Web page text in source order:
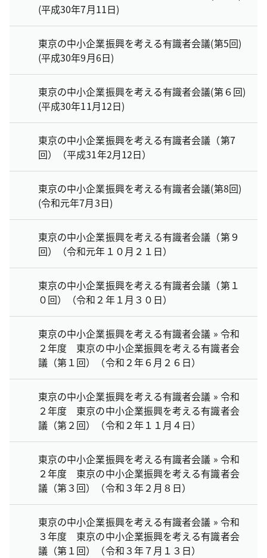
(平成30年7月11日)
東京の中小企業振興を考える有識者会議(第5回)
(平成30年9月6日)
東京の中小企業振興を考える有識者会議(第６回)
(平成30年11月12日)
東京の中小企業振興を考える有識者会議（第7
回）（平成31年2月12日）
東京の中小企業振興を考える有識者会議(第8回)
(令和元年7月3日)
東京の中小企業振興を考える有識者会議（第９
回）（令和元年１０月２１日）
東京の中小企業振興を考える有識者会議（第１
０回）（令和２年１月３０日）
東京の中小企業振興を考える有識者会議 » 令和
２年度 東京の中小企業振興を考える有識者会
議（第１回）（令和２年６月２６日）
東京の中小企業振興を考える有識者会議 » 令和
２年度 東京の中小企業振興を考える有識者会
議（第２回）（令和２年１１月４日）
東京の中小企業振興を考える有識者会議 » 令和
２年度 東京の中小企業振興を考える有識者会
議（第３回）（令和３年２月８日）
東京の中小企業振興を考える有識者会議 » 令和
３年度 東京の中小企業振興を考える有識者会
議（第１回）（令和３年７月１３日）